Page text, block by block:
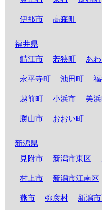
伊那市 高森町
福井県
鯖江市
若狭町 あ
永平寺町 池田町
越前町 小浜市 美
勝山市 おおい町
新潟県
見附市
新潟市東区
村上市 新潟市江南区
燕市 弥彦村 新潟